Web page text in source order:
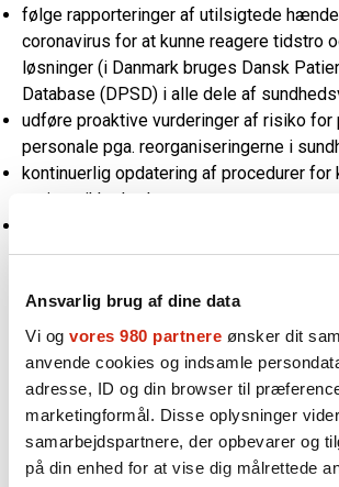
Ansvarlig brug af dine data
Vi og vores 980 partnere ønsker dit
anvende cookies og indsamle
adresse, ID og din browser til
marketingformål. Disse oplysninger
samarbejdspartnere, der opbevarer og
på din enhed for at vise dig målrettede
følge rapporteringer af utilsigtede
coronavirus for at kunne reagere tidstro
løsninger (i Danmark bruges Dansk
Database (DPSD) i alle dele af
udføre proaktive vurderinger af risiko for
personale pga. reorganiseringerne i
kontinuerlig opdatering af procedurer for
patientsikkerhed.
udvikling af strategier og værktøjer for
med personale, patienter og borgere.
Er du risikomanager eller
interesseret i at deltage i netværket,
navn og arbejdssted
til:risikomanager@patientsikkerhed.dk.
Vi vender tilbage med nærmere